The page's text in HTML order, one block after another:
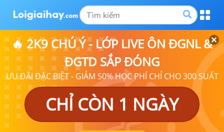
🔥 2K9 CHÚ Ý - LỚP LIVE ÔN ĐGNL &
ĐGTD SẮP ĐÓNG
ƯU ĐÃI ĐẶC BIỆT - GIẢM 50% HỌC PHÍ CHỈ CHO 300 SUẤT
CHỈ CÒN 1 NGÀY